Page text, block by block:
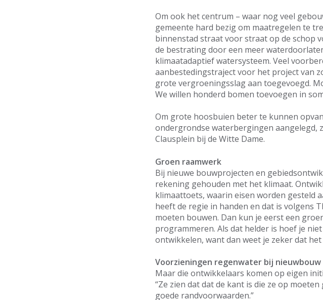
Om ook het centrum – waar nog veel
gemeente hard bezig om maatregelen te
binnenstad straat voor straat op de schop
de bestrating door een meer
klimaatadaptief watersysteem. Veel
aanbestedingstraject voor het project van
grote vergroeningsslag aan toegevoegd.
We willen honderd bomen toevoegen in
Om grote hoosbuien beter te kunnen
ondergrondse waterbergingen aangelegd,
Clausplein bij de Witte Dame.
Groen raamwerk
Bij nieuwe bouwprojecten en
rekening gehouden met het klimaat.
klimaattoets, waarin eisen worden gesteld
heeft de regie in handen en dat is volgens
moeten bouwen. Dan kun je eerst een
programmeren. Als dat helder is hoef je
ontwikkelen, want dan weet je zeker dat
Voorzieningen regenwater bij nieuwbouw
Maar die ontwikkelaars komen op eigen
“Ze zien dat dat de kant is die ze op
goede randvoorwaarden.”